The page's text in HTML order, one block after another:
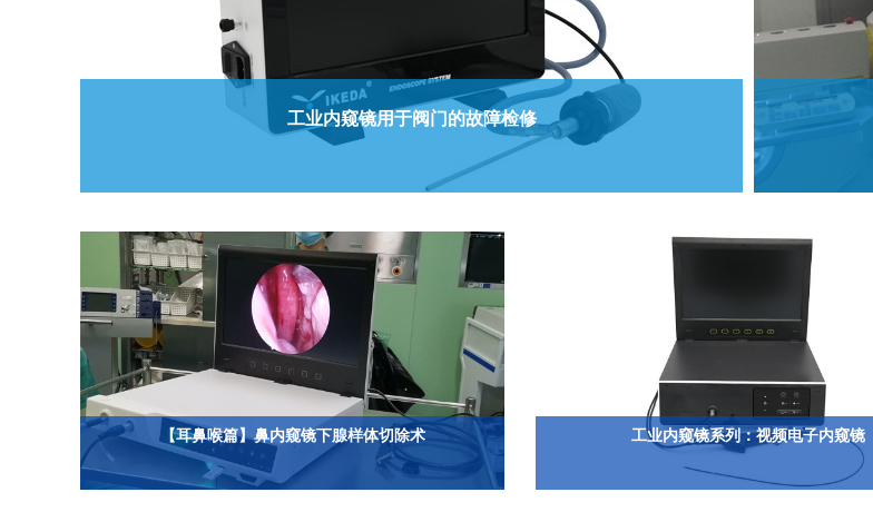
工业内窥镜用于阀门的故障检修
【耳鼻喉篇】鼻内窥镜下腺样体切除术 工业内窥镜系列：视频电子内窥镜